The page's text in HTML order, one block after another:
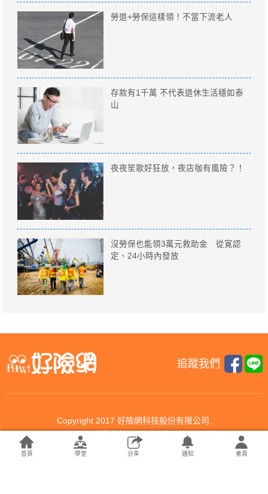
勞退+勞保這樣領！不當下流老人
存款有1千萬 不代表退休生活穩如泰
山
夜夜笙歌好狂放，夜店咖有風險？！
沒勞保也能領3萬元救助金 從寛認
定、24小時內發放
追蹤我們
Copyright 2017 好險網科技股份有限公司.
All rights reserved.